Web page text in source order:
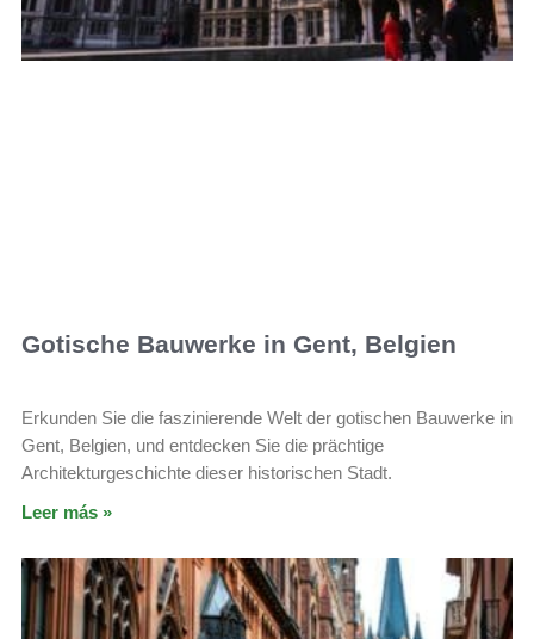
Gotische Bauwerke in Gent, Belgien
Erkunden Sie die faszinierende Welt der gotischen Bauwerke in
Gent, Belgien, und entdecken Sie die prächtige
Architekturgeschichte dieser historischen Stadt.
Leer más »